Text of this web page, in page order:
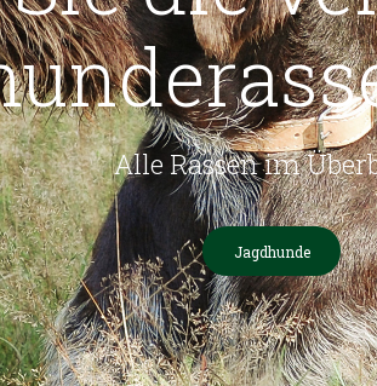
Alle Rassen im
Jagdhunde